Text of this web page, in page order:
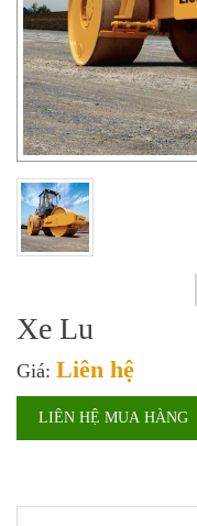
Xe Lu
Giá: Liên hệ
LIÊN HỆ MUA HÀNG